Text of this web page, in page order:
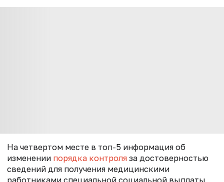
На четвертом месте в топ-5 информация об
изменении порядка контроля за достоверностью
сведений для получения медицинскими
работниками специальной социальной выплаты